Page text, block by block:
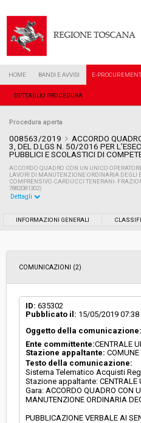
HOME BANDI E AVVISI E-PROCUREMENT
DETTAGLIO PROCEDURA
Procedura aperta
008563/2019
ACCORDO
3, DEL D.LGS N. 50/2016 PER
PUBBLICI E SCOLASTICI DI
ACCORDO QUADRO CON UN UNICO
LAVORI DI MANUTENZIONE ORDINARIA
COMPRENSIVO CARDUCCI TENERANI-
7882081302)
Data pubblicazione:
Svolgimento:
Responsabile attuale:
Dettagli
INFORMAZIONI GENERALI
COMUNICAZIONI (2)
ID: 635302
Pubblicato il: 15/05/2019 07:38
Oggetto della comunicazione:
Ente committente:CENTRALE
Stazione appaltante:
Testo della comunicazione:
Sistema Telematico Acquisti
Stazione appaltante: CENTRALE
Gara: ACCORDO QUADRO CON
MANUTENZIONE ORDINARIA
PUBBLICAZIONE VERBALE AI